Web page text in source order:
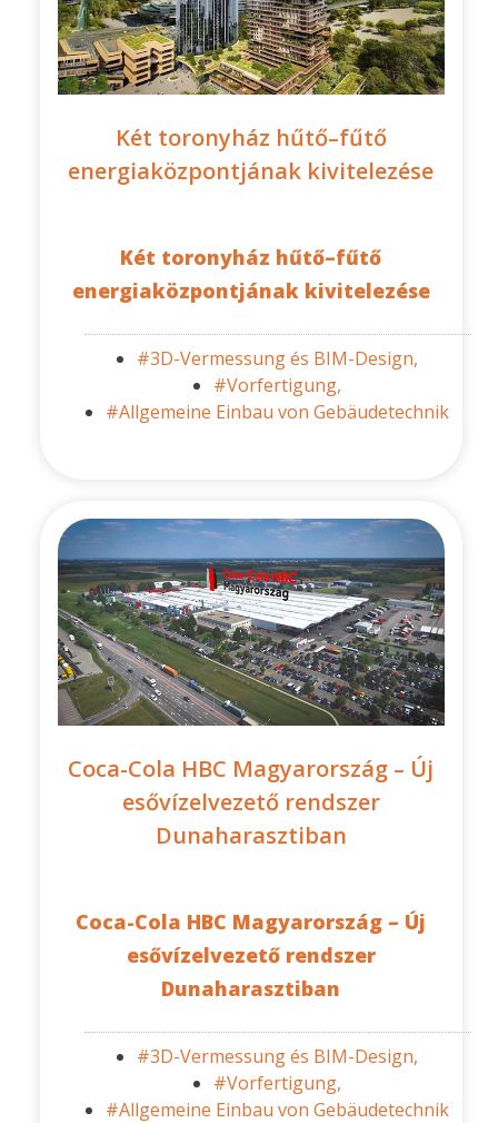
Két toronyház hűtő–fűtő
energiaközpontjának kivitelezése
Két toronyház hűtő–fűtő
energiaközpontjának kivitelezése
#3D-Vermessung és BIM-Design,
#Vorfertigung,
#Allgemeine Einbau von Gebäudetechnik
Coca-Cola HBC Magyarország – Új
esővízelvezető rendszer
Dunaharasztiban
Coca-Cola HBC Magyarország – Új
esővízelvezető rendszer
Dunaharasztiban
#3D-Vermessung és BIM-Design,
#Vorfertigung,
#Allgemeine Einbau von Gebäudetechnik